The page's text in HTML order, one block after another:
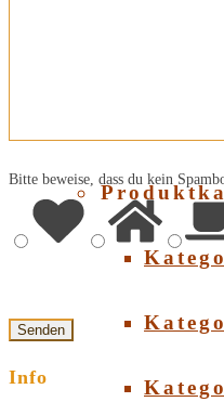
Bitte beweise, dass du kein
Info